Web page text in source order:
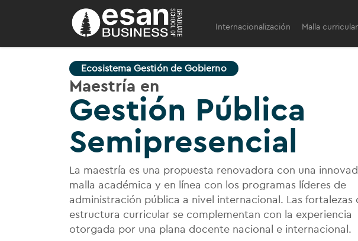
Internacionalización Malla curricular
Ecosistema Gestión de Gobierno
Maestría en
Gestión Pública
Semipresencial
La maestría es una propuesta renovadora con una
malla académica y en línea con los programas líderes de
administración pública a nivel internacional. Las fortalezas
estructura curricular se complementan con la experiencia
otorgada por una plana docente nacional e internacional.